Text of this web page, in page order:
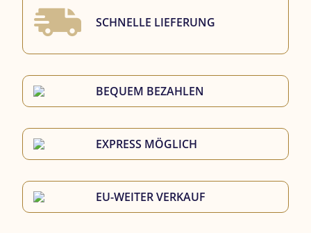
SCHNELLE LIEFERUNG
BEQUEM BEZAHLEN
EXPRESS MÖGLICH
EU-WEITER VERKAUF